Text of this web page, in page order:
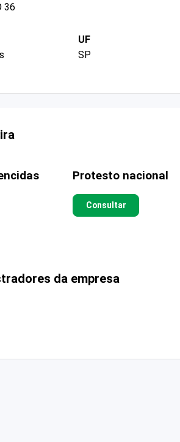
36
UF
SP
Protesto nacional
Consultar
da empresa